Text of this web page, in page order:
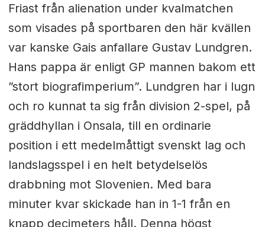
Friast från alienation under kvalmatchen
som visades på sportbaren den här kvällen
var kanske Gais anfallare Gustav Lundgren.
Hans pappa är enligt GP mannen bakom ett
”stort biografimperium”. Lundgren har i lugn
och ro kunnat ta sig från division 2-spel, på
gräddhyllan i Onsala, till en ordinarie
position i ett medelmåttigt svenskt lag och
landslagsspel i en helt betydelselös
drabbning mot Slovenien. Med bara
minuter kvar skickade han in 1-1 från en
knapp decimeters håll. Denna högst